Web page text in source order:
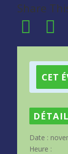
Share
CET
Date :
Heure :